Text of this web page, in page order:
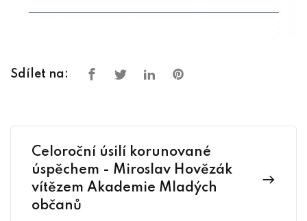
Sdílet na:
Celoroční úsilí korunované
úspěchem - Miroslav Hovězák
vítězem Akademie Mladých
občanů